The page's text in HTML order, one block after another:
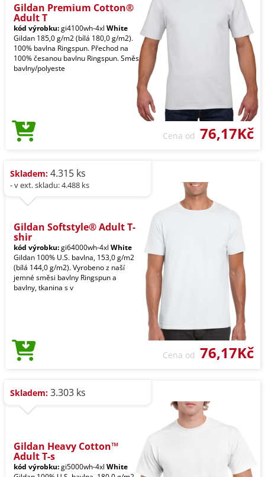
Gildan Premium Cotton®
Adult T
kód výrobku:gi4100wh-4xl White
Gildan 185,0 g/m2 (bílá 180,0 g/m2).
100% bavlna Ringspun. Přechod na
100% česanou bavlnu Ringspun. Směs
bavlny/polyeste
Cena od 76,17Kč
Skladem: 4.315 ks
- v ext. skladu: 4.488 ks
Gildan Softstyle® Adult T-
shir
kód výrobku:gi64000wh-4xl White
Gildan 100% U.S. bavlna, 153,0 g/m2
(bílá 144,0 g/m2). Vyrobeno z naší
jemné směsi bavlny Ringspun a
bavlny, tkanina s v
Cena od 76,17Kč
Skladem: 3.303 ks
Gildan Heavy Cotton™
Adult T-s
kód výrobku:gi5000wh-4xl White